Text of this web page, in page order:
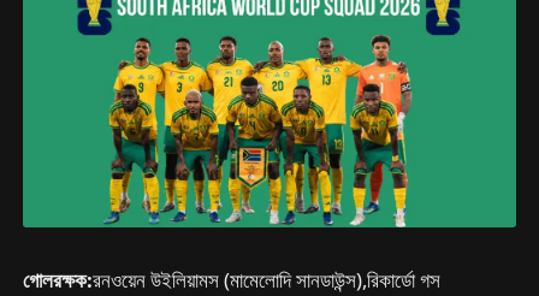
গোলরক্ষক:রনওয়েন উইলিয়ামস (মামেলোদি সানডাউন্স),রিকার্ডো গস